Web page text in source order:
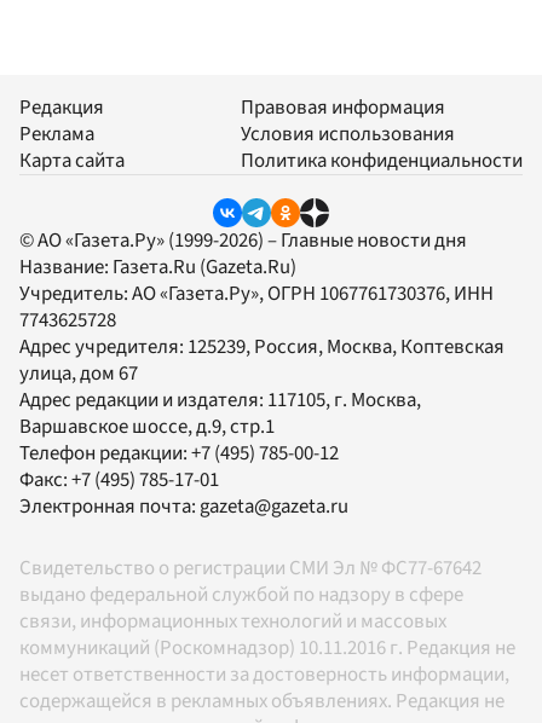
Редакция
Реклама
Карта сайта
Правовая информация
Условия использования
Политика конфиденциальности
© АО «Газета.Ру» (1999-2026) – Главные новости дня
Название: Газета.Ru (Gazeta.Ru)
Учредитель:АО «Газета.Ру», ОГРН 1067761730376, ИНН
7743625728
Адрес учредителя: 125239, Россия, Москва, Коптевская
улица, дом 67
Адрес редакции и издателя: 117105, г. Москва,
Варшавское шоссе, д.9, стр.1
Телефон редакции:+7 (495) 785-00-12
Факс:+7 (495) 785-17-01
Электронная почта:gazeta@gazeta.ru
Свидетельство о регистрации СМИ Эл № ФС77-67642
выдано федеральной службой по надзору в сфере
связи, информационных технологий и массовых
коммуникаций (Роскомнадзор) 10.11.2016 г. Редакция не
несет ответственности за достоверность информации,
содержащейся в рекламных объявлениях. Редакция не